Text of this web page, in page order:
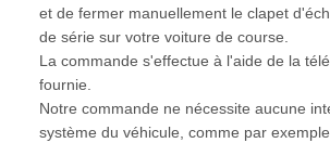
et de fermer manuellement le clapet
de série sur votre voiture de course.
La commande s'effectue à l'aide de la
fournie.
Notre commande ne nécessite aucune
système du véhicule, comme par